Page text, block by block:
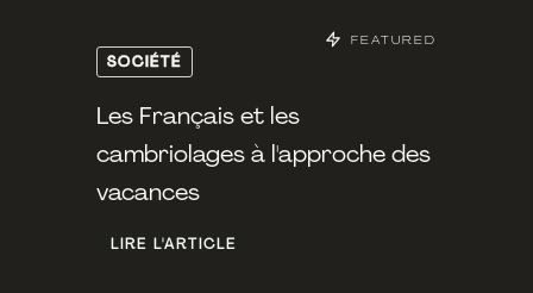
SOCIÉTÉ
Les Français et les
cambriolages à l'approche des
vacances
LIRE L'ARTICLE
FEATURED